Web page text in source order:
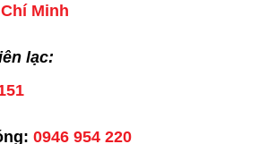
Minh
lạc:
0946 954 220